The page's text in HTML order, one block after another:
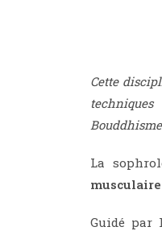
Cette
La
Guidé par